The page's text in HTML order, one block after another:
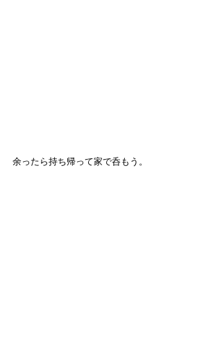
余ったら持ち帰って家で呑もう。